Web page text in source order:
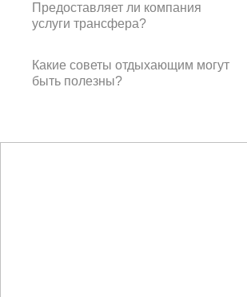
Предоставляет ли компания
услуги трансфера?
Какие советы отдыхающим могут
быть полезны?